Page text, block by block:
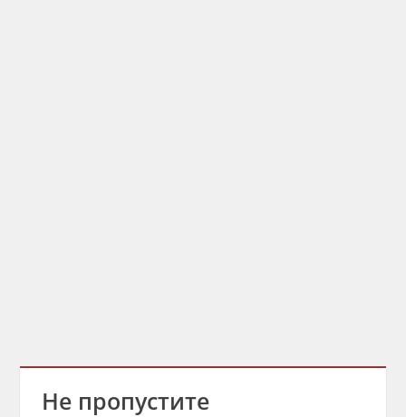
Не пропустите